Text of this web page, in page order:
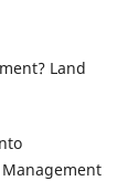
Land